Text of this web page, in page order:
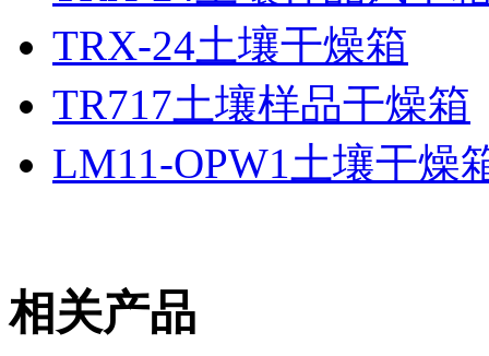
TRX-24土壤干燥箱
TR717土壤样品干燥箱
LM11-OPW1土壤干燥
相关产品